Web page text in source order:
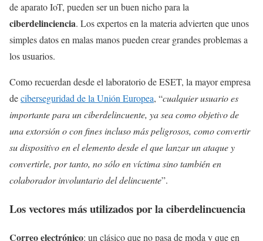
de aparato IoT, pueden ser un buen nicho para la
ciberdelinciencia. Los expertos en la materia advierten que unos
simples datos en malas manos pueden crear grandes problemas a
los usuarios.
Como recuerdan desde el laboratorio de ESET, la mayor empresa
deciberseguridad de la Unión Europea, “cualquier usuario es
importante para un ciberdelincuente, ya sea como objetivo de
una extorsión o con fines incluso más peligrosos, como convertir
su dispositivo en el elemento desde el que lanzar un ataque y
convertirle, por tanto, no sólo en víctima sino también en
colaborador involuntario del delincuente”.
Los vectores más utilizados por la ciberdelincuencia
Correo electrónico: un clásico que no pasa de moda y que en